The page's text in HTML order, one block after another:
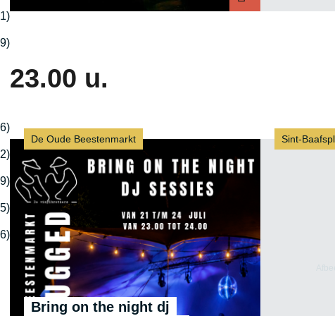
23.00 u.
Bring on the night dj
De Oude Beestenmarkt Sint-